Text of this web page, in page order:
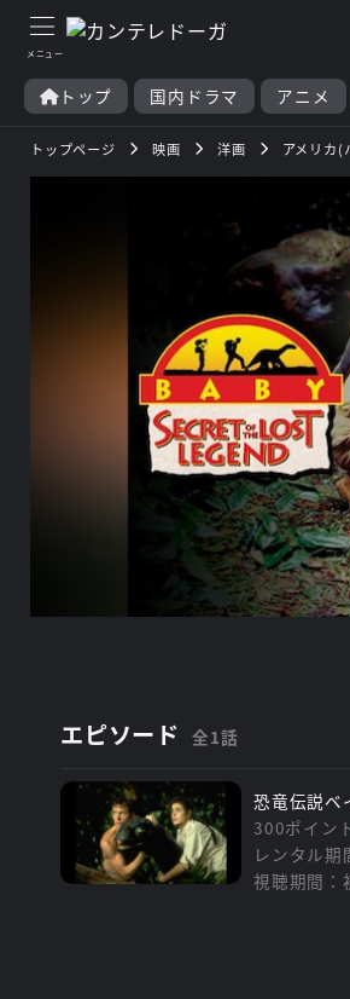
トップ 国内ドラマ アニメ
トップページ 映画 洋画 アメリカ(
エピソード 全1話
恐竜伝説ベ
300ポイン
レンタル期
視聴期間：